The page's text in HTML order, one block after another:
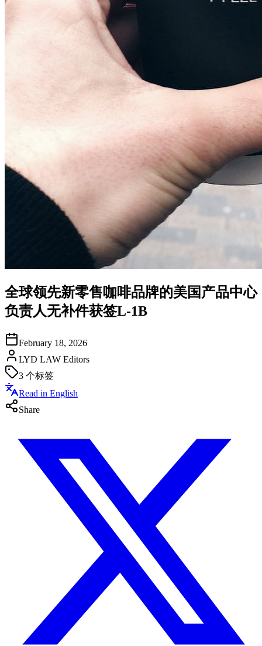
全球领先新零售咖啡品牌的美国产品中心
负责人无补件获签L-1B
February 18, 2026
LYD LAW Editors
3 个标签
Read in English
Share